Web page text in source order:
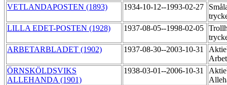
VETLANDAPOSTEN (1893)
1934-10-12--1993-02-27
LILLA EDET-POSTEN (1928)
1937-08-05--1998-02-05
ARBETARBLADET (1902)
1937-08-30--2003-10-31
ÖRNSKÖLDSVIKS
ALLEHANDA (1901)
1938-03-01--2006-10-31